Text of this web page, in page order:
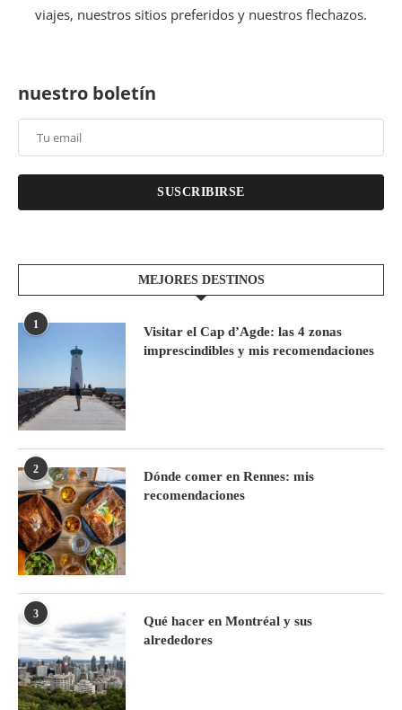
viajes, nuestros sitios preferidos y nuestros flechazos.
nuestro boletín
SUSCRIBIRSE
MEJORES DESTINOS
1
Visitar el Cap d’Agde: las 4 zonas
imprescindibles y mis recomendaciones
2
Dónde comer en Rennes: mis
recomendaciones
3
Qué hacer en Montréal y sus
alrededores